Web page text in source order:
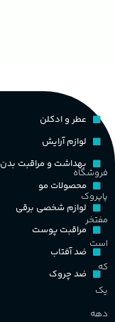
فروشگاه
پاپروک
مفتخر
است
که
یک
دهه
عطر و ادکلن
لوازم آرایش
بهداشت و مراقبت بدن
محصولات مو
لوازم شخصی برقی
مراقبت پوست
ضد آفتاب
ضد چروک